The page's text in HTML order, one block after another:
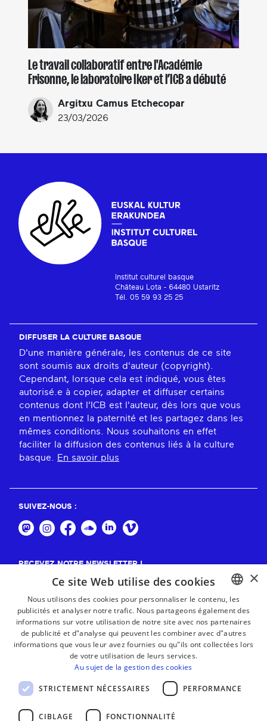
Le travail collaboratif entre l'Académie
Frisonne, le laboratoire Iker et l’ICB a débuté
Argitxu Camus Etchecopar
23/03/2026
Institut culturel basque
Château Lota - 64480 Ustaritz
Tél. 05 59 93 25 25
DIFFUSER LA CULTURE BASQUE
D'une manière générale, les contenus de ce site
sont soumis aux droits d'auteur (copyright).
Cependant, lorsque cela est indiqué, vous êtes
autorisé.e à copier, adapter et diffuser certains
contenus dont l'ICB est l'auteur, dès lors que vous
en mentionnez la paternité et les partagez dans les
mêmes conditions. Nous souhaitons en effet
faciliter la diffusion des contenus liés à la culture
basque.
En savoir plus
SUIVEZ-NOUS :
RECEVEZ NOTRE NEWSLETTER !
BASQUE
FRENCH
×
Ce site Web utilise des cookies
Nous utilisons des cookies pour personnaliser le contenu, les
publicités et analyser notre trafic. Nous partageons également des
informations sur votre utilisation de notre site avec nos partenaires
de publicité et d"analyse qui peuvent les combiner avec d"autres
informations que vous leur avez fournies ou qu"ils ont collectées lors
de votre utilisation de leurs services.
Au sujet de la gestion des cookies
STRICTEMENT NÉCESSAIRES PERFORMANCE
CIBLAGE FONCTIONNALITÉ